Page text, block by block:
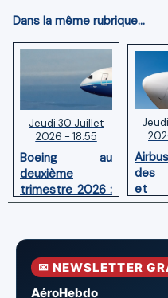
Dans la même rubrique...
Jeudi 30 Juillet
2026 - 18:55
Boeing au
deuxième
trimestre 2026 :
Chiffre d'affaires
pertes nettes
réduites
des
et
✉ NEWSLETTER
AéroHebdo